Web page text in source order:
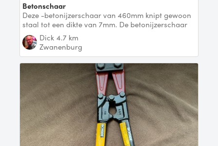
betonschaar
Deze -betonijzerschaar van 460mm knipt gewoon
staal tot een dikte van 7mm. De betonijzerschaar
heeft
Dick 4.7 km
Zwanenburg